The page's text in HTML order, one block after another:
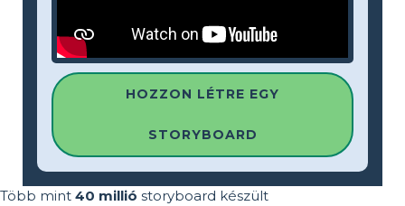
HOZZON LÉTRE EGY
STORYBOARD
Több mint 40 millió storyboard készült